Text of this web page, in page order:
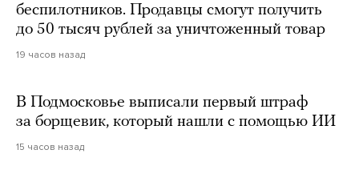
беспилотников. Продавцы смогут получить
до 50 тысяч рублей за уничтоженный товар
19 часов назад
В Подмосковье выписали первый штраф
за борщевик, который нашли с помощью ИИ
15 часов назад